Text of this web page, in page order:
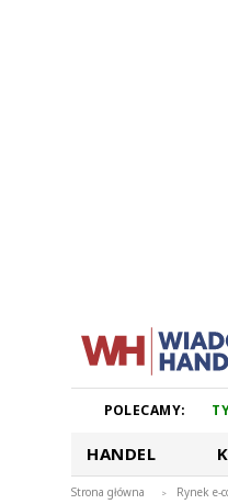
POLECAMY:
HANDEL
Strona główna > Rynek e-